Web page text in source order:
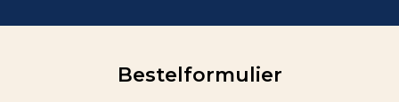
Bestelformulier